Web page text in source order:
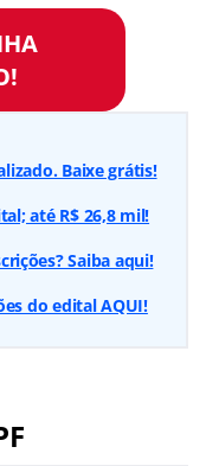
Baixe grátis!
até R$ 26,8 mil!
Saiba aqui!
do edital AQUI!